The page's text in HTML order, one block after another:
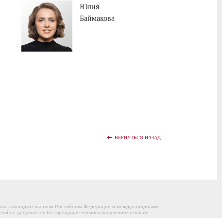
Юлия
Баймакова
ВЕРНУТЬСЯ НАЗАД
законодательством Российской Федерации и международными
допускается без предварительного получения согласия